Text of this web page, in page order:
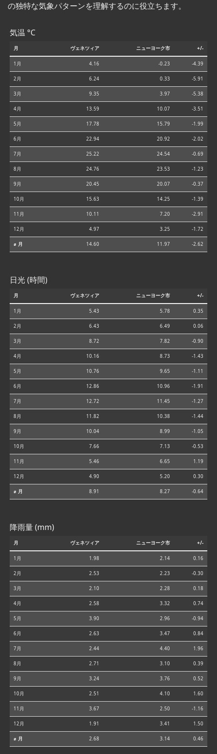
の独特な気象パターンを理解するのに役立ちます。
気温 °C
月 ヴェネツィア ニューヨーク市 +/-
1月 4.16 -0.23 -4.39
2月 6.24 0.33 -5.91
3月 9.35 3.97 -5.38
4月 13.59 10.07 -3.51
5月 17.78 15.79 -1.99
6月 22.94 20.92 -2.02
7月 25.22 24.54 -0.69
8月 24.76 23.53 -1.23
9月 20.45 20.07 -0.37
10月 15.63 14.25 -1.39
11月 10.11 7.20 -2.91
12月 4.97 3.25 -1.72
⌀ 月 14.60 11.97 -2.62
日光 (時間)
月 ヴェネツィア ニューヨーク市 +/-
1月 5.43 5.78 0.35
2月 6.43 6.49 0.06
3月 8.72 7.82 -0.90
4月 10.16 8.73 -1.43
5月 10.76 9.65 -1.11
6月 12.86 10.96 -1.91
7月 12.72 11.45 -1.27
8月 11.82 10.38 -1.44
9月 10.04 8.99 -1.05
10月 7.66 7.13 -0.53
11月 5.46 6.65 1.19
12月 4.90 5.20 0.30
⌀ 月 8.91 8.27 -0.64
降雨量 (mm)
月 ヴェネツィア ニューヨーク市 +/-
1月 1.98 2.14 0.16
2月 2.53 2.23 -0.30
3月 2.10 2.28 0.18
4月 2.58 3.32 0.74
5月 3.90 2.96 -0.94
6月 2.63 3.47 0.84
7月 2.44 4.40 1.96
8月 2.71 3.10 0.39
9月 3.24 3.76 0.52
10月 2.51 4.10 1.60
11月 3.67 2.50 -1.16
12月 1.91 3.41 1.50
⌀ 月 2.68 3.14 0.46